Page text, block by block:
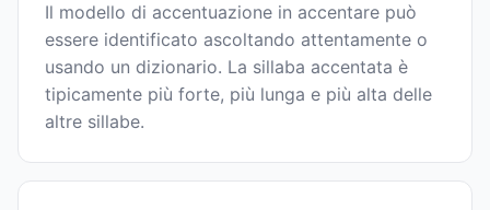
Il modello di accentuazione in accentare può
essere identificato ascoltando attentamente o
usando un dizionario. La sillaba accentata è
tipicamente più forte, più lunga e più alta delle
altre sillabe.